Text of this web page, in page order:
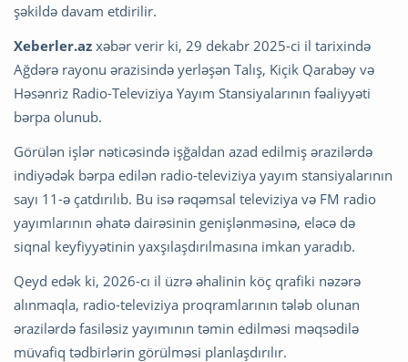
şəkildə davam etdirilir.
Xeberler.az xəbər verir ki, 29 dekabr 2025-ci il tarixində
Ağdərə rayonu ərazisində yerləşən Talış, Kiçik Qarabəy və
Həsənriz Radio-Televiziya Yayım Stansiyalarının fəaliyyəti
bərpa olunub.
Görülən işlər nəticəsində işğaldan azad edilmiş ərazilərdə
indiyədək bərpa edilən radio-televiziya yayım stansiyalarının
sayı 11-ə çatdırılıb. Bu isə rəqəmsal televiziya və FM radio
yayımlarının əhatə dairəsinin genişlənməsinə, eləcə də
siqnal keyfiyyətinin yaxşılaşdırılmasına imkan yaradıb.
Qeyd edək ki, 2026-cı il üzrə əhalinin köç qrafiki nəzərə
alınmaqla, radio-televiziya proqramlarının tələb olunan
ərazilərdə fasiləsiz yayımının təmin edilməsi məqsədilə
müvafiq tədbirlərin görülməsi planlaşdırılır.